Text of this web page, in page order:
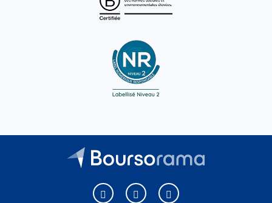
Boursorama sur Facebook
Boursorama sur XBoursorama sur